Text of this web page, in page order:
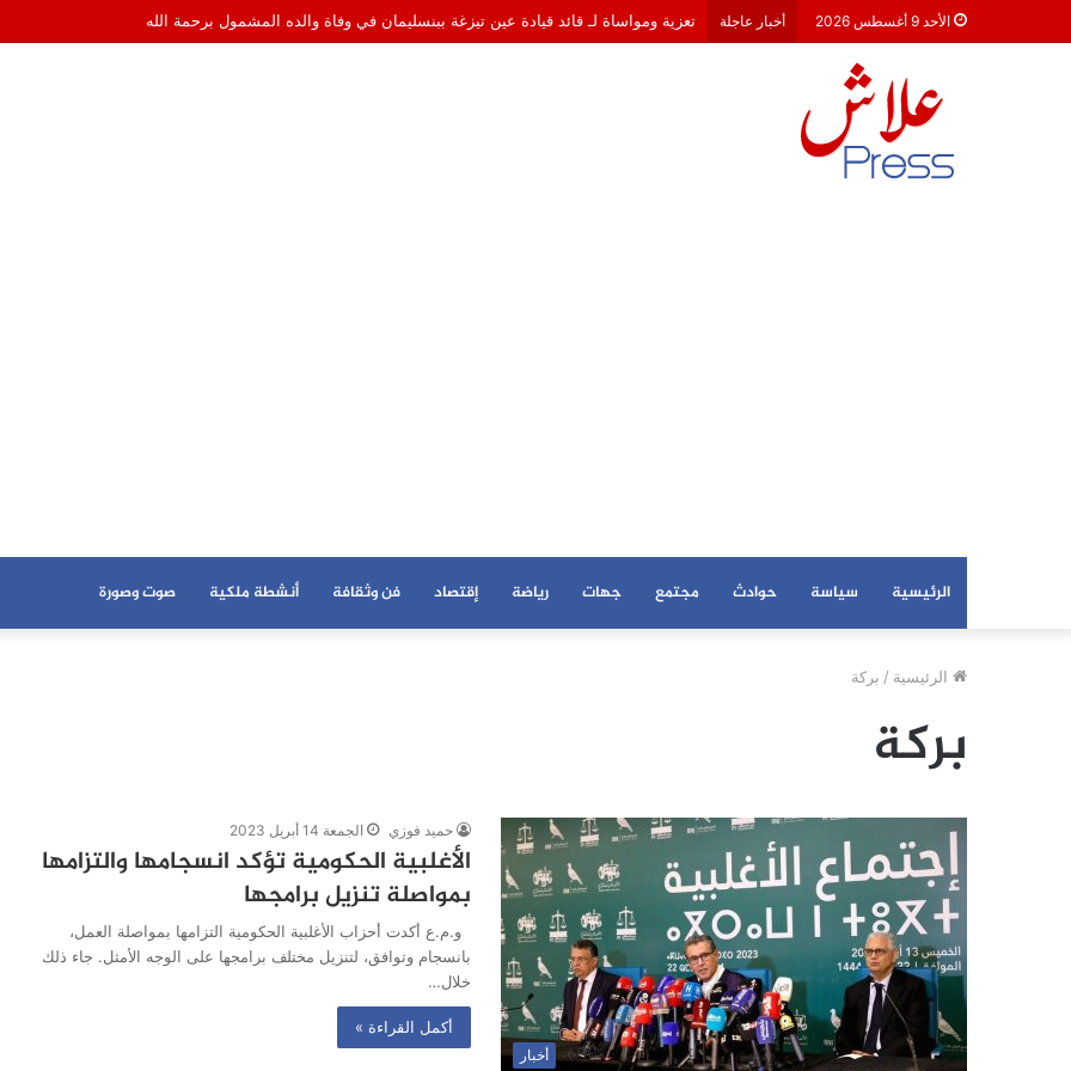
الأحد 9 أغسطس 2026 أخبار عاجلة تعزية ومواساة لـ قائد قيادة عين تيزغة ببنسليمان في وفاة والده المشمول برحمة الله
الرئيسية سياسة حوادث مجتمع جهات رياضة إقتصاد فن وثقافة أنشطة ملكية صوت وصورة
الرئيسية / بركة
بركة
أخبار
حميد فوزي الجمعة 14 أبريل 2023
الأغلبية الحكومية تؤكد انسجامها والتزامها
بمواصلة تنزيل برامجها
و.م.ع أكدت أحزاب الأغلبية الحكومية التزامها بمواصلة العمل،
بانسجام وتوافق، لتنزيل مختلف برامجها على الوجه الأمثل. جاء ذلك
خلال…
أكمل القراءة »